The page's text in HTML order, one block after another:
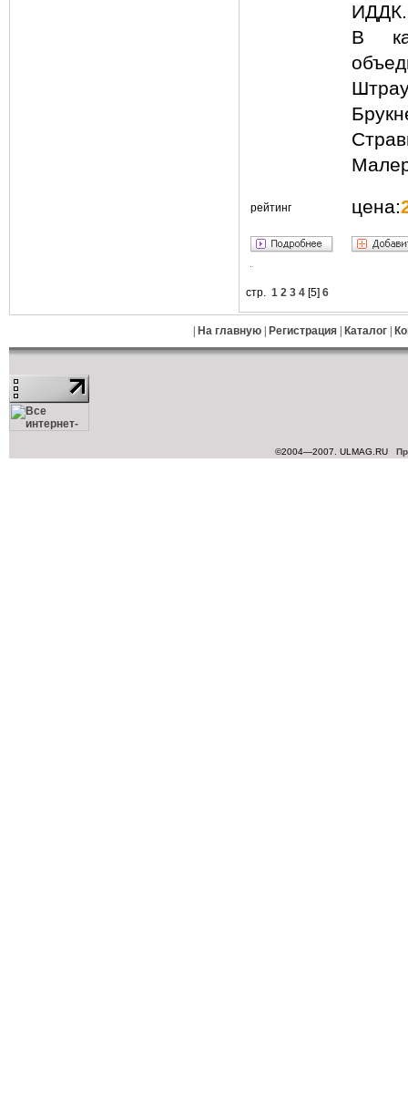
ИДДК.
В
рейтинг цена:
стр. 1 2 3 4 [5] 6
На главную| Регистрация| Каталог|
©2004—2007. ULMAG.RU